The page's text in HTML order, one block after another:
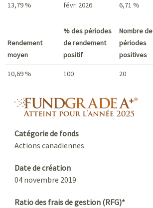
13,79 % févr. 2026 6,71 %
Rendement
moyen
% des périodes
de rendement
positif
Nombre de
périodes
positives
10,69 % 100 20
Catégorie de fonds
Actions canadiennes
Date de création
04 novembre 2019
Ratio des frais de gestion (RFG)*